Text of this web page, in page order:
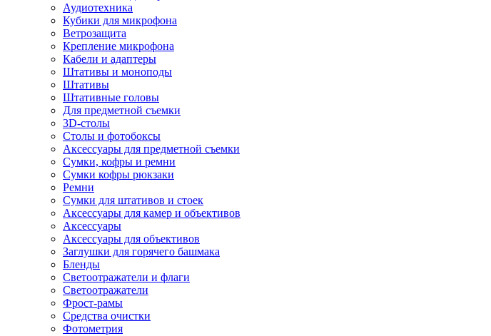
Аудиотехника
Кубики для микрофона
Ветрозащита
Крепление микрофона
Кабели и адаптеры
Штативы и моноподы
Штативы
Штативные головы
Для предметной съемки
3D-столы
Столы и фотобоксы
Аксессуары для предметной съемки
Сумки, кофры и ремни
Сумки кофры рюкзаки
Ремни
Сумки для штативов и стоек
Аксессуары для камер и объективов
Аксессуары
Аксессуары для объективов
Заглушки для горячего башмака
Бленды
Светоотражатели и флаги
Светоотражатели
Фрост-рамы
Средства очистки
Фотометрия